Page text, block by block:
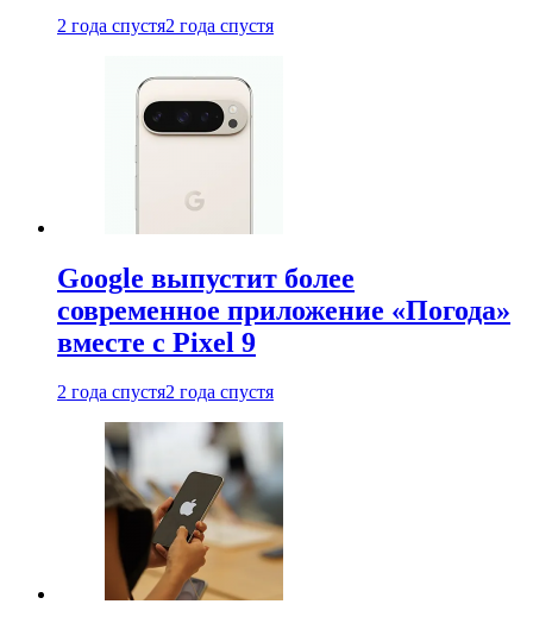
2 года спустя2 года спустя
Google выпустит более
современное приложение «Погода»
вместе с Pixel 9
2 года спустя2 года спустя